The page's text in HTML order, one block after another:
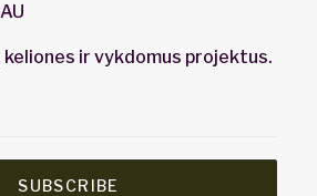
ir vykdomus projektus.
SUBSCRIBE